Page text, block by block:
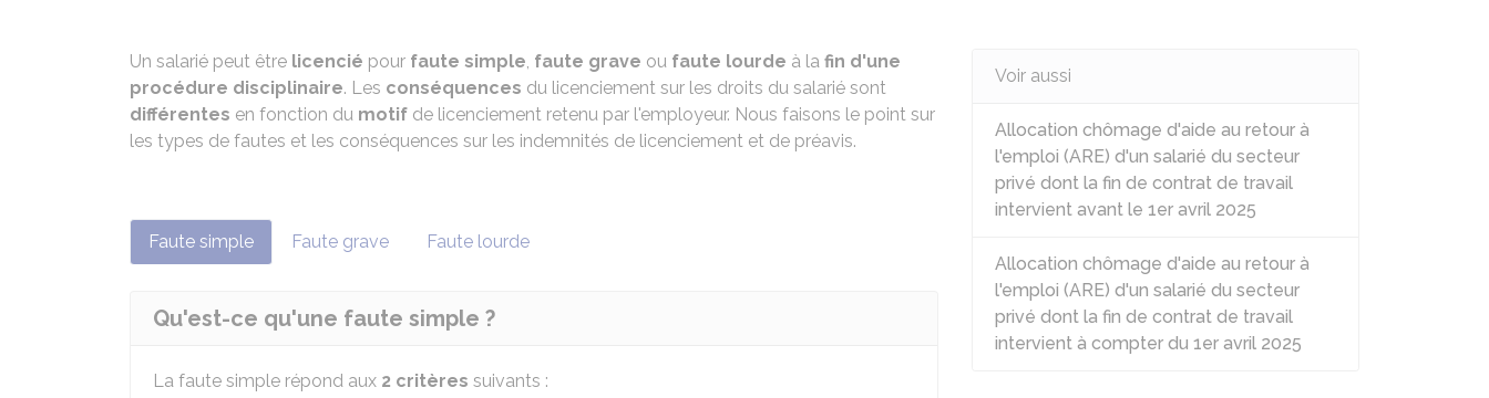
Un salarié peut être licencié pour faute simple, faute grave ou faute lourde à la fin d'une
procédure disciplinaire. Les conséquences du licenciement sur les droits du salarié sont
différentes en fonction du motif de licenciement retenu par l'employeur. Nous faisons le point sur
les types de fautes et les conséquences sur les indemnités de licenciement et de préavis.
Faute simple Faute grave Faute lourde
Qu'est-ce qu'une faute simple ?
La faute simple répond aux 2 critères suivants :
Voir aussi
Allocation chômage d'aide au retour à
l'emploi (ARE) d'un salarié du secteur
privé dont la fin de contrat de travail
intervient avant le 1er avril 2025
Allocation chômage d'aide au retour à
l'emploi (ARE) d'un salarié du secteur
privé dont la fin de contrat de travail
intervient à compter du 1er avril 2025